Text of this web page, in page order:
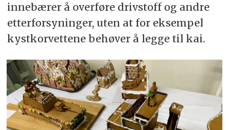
innebærer å overføre drivstoff og andre
etterforsyninger, uten at for eksempel
kystkorvettene behøver å legge til kai.